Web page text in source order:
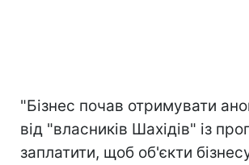
"Бізнес почав отримувати
від "власників Шахідів" із
заплатити, щоб об'єкти